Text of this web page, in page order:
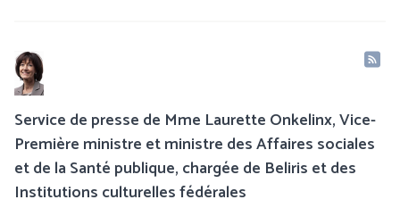
Service de presse de Mme Laurette Onkelinx, Vice-
Première ministre et ministre des Affaires sociales
et de la Santé publique, chargée de Beliris et des
Institutions culturelles fédérales